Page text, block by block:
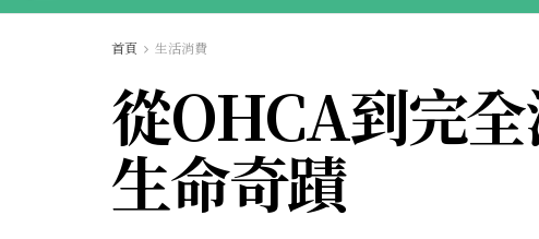
首頁 生活消費
從OHCA到完
生命奇蹟